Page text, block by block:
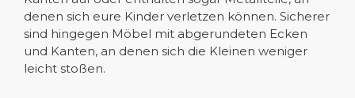
denen sich eure Kinder verletzen können. Sicherer
sind hingegen Möbel mit abgerundeten Ecken
und Kanten, an denen sich die Kleinen weniger
leicht stoßen.